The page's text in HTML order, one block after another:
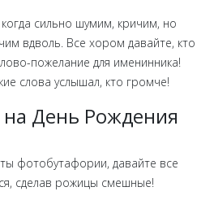
сильно шумим, кричим, но
вдволь. Все хором давайте, кто
пожелание для именинника!
слова услышал, кто громче!
на День Рождения
фотобутафории, давайте все
сделав рожицы смешные!